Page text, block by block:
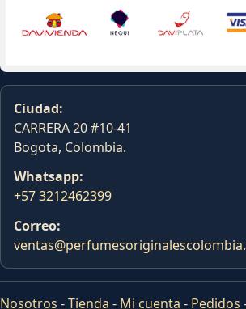
Ciudad:
CARRERA 20 #10-41
Bogota, Colombia.
Whatsapp:
+57 3212462399
Correo:
Nosotros -Tienda - Mi cuenta - Pedidos